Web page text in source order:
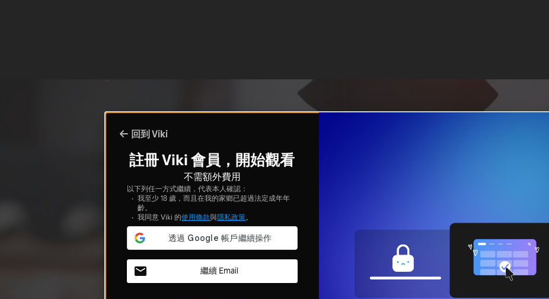
回到 Viki
註冊 Viki 會員，開始觀看
不需額外費用
以下列任一方式繼續，代表本人確認：
我至少 18 歲，而且在我的家鄉已超過法定成年年
齡。
我同意 Viki 的使用條款與隱私政策。
繼續 Email